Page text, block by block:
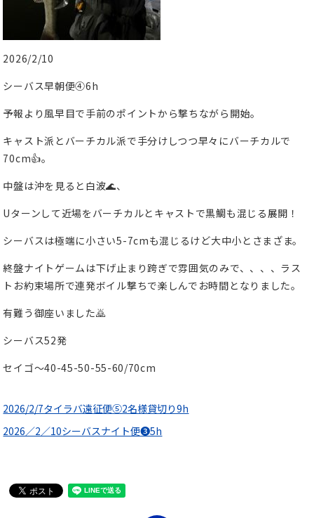
2026/2/10
シーバス早朝便④6h
予報より風早目で手前のポイントから撃ちながら開始。
キャスト派とバーチカル派で手分けしつつ早々にバーチカルで
70cm👍。
中盤は沖を見ると白波🌊、
Uターンして近場をバーチカルとキャストで黒鯛も混じる展開！
シーバスは極端に小さい5-7cmも混じるけど大中小とさまざま。
終盤ナイトゲームは下げ止まり跨ぎで雰囲気のみで、、、、ラス
トお約束場所で連発ボイル撃ちで楽しんでお時間となりました。
有難う御座いました🙇
シーバス52発
セイゴ〜40-45-50-55-60/70cm
2026/2/7タイラバ遠征便⑤2名様貸切り9h
2026／2／10シーバスナイト便❸5h